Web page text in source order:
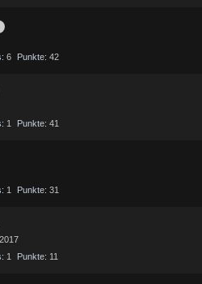
6 Punkte 42
1 Punkte 41
1 Punkte 31
1 Punkte 11